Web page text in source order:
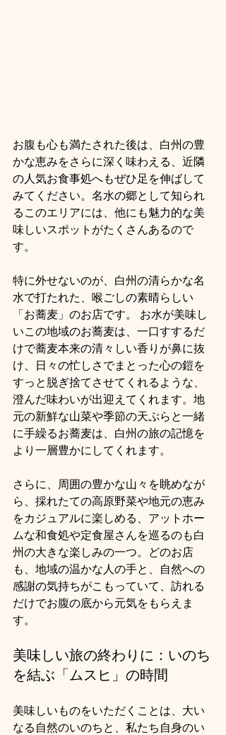
お腹も心も満たされた後は、白州の豊
かな恵みをさらに深く味わえる、近隣
の人気お食事処へもぜひ足を伸ばして
みてください。名水の郷として知られ
るこのエリアには、他にも魅力的な美
味しいスポットがたくさんあるので
す。
特に外せないのが、白州の清らかな名
水で打たれた、喉ごしの素晴らしい
「お蕎麦」のお店です。 お水が美味し
いこの地域のお蕎麦は、一口すするだ
けで蕎麦本来の清々しい香りが鼻に抜
け、日々の忙しさでまとった心の鎧を
すっと脱ぎ捨てさせてくれるような、
澄んだ味わいが出迎えてくれます。地
元の新鮮な山菜や季節の天ぷらと一緒
に手繰るお蕎麦は、白州の旅の記憶を
より一層豊かにしてくれます。
さらに、周囲の豊かな山々を眺めなが
ら、採れたての高原野菜や地元の恵み
をカジュアルに楽しめる、アットホー
ムな和食処や定食屋さんを巡るのも白
州の大きな楽しみの一つ。どのお店
も、地域の温かな人の手と、自然への
感謝の気持ちがこもっていて、訪れる
だけでお腹の底から元気をもらえま
す。
美味しい旅の終わりに：いのち
を結ぶ「ムスヒ」の時間
美味しいものをいただくことは、大い
なる自然のいのちと、私たち自身のい